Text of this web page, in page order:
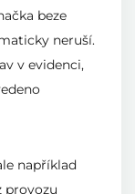
beze
neruší.
v evidenci,
například
provozu